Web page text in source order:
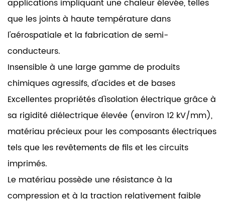
applications impliquant une chaleur élevée, telles
que les joints à haute température dans
l'aérospatiale et la fabrication de semi-
conducteurs.
Insensible à une large gamme de produits
chimiques agressifs, d'acides et de bases
Excellentes propriétés d'isolation électrique grâce à
sa rigidité diélectrique élevée (environ 12 kV/mm),
matériau précieux pour les composants électriques
tels que les revêtements de fils et les circuits
imprimés.
Le matériau possède une résistance à la
compression et à la traction relativement faible